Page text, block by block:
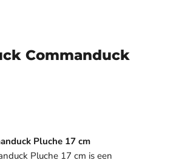
Commanduck
Pluche 17 cm
Pluche 17 cm is een